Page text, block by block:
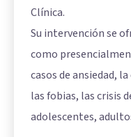
Clínica.
Su intervención se
como
casos de ansiedad,
las fobias, las crisis
adolescentes,